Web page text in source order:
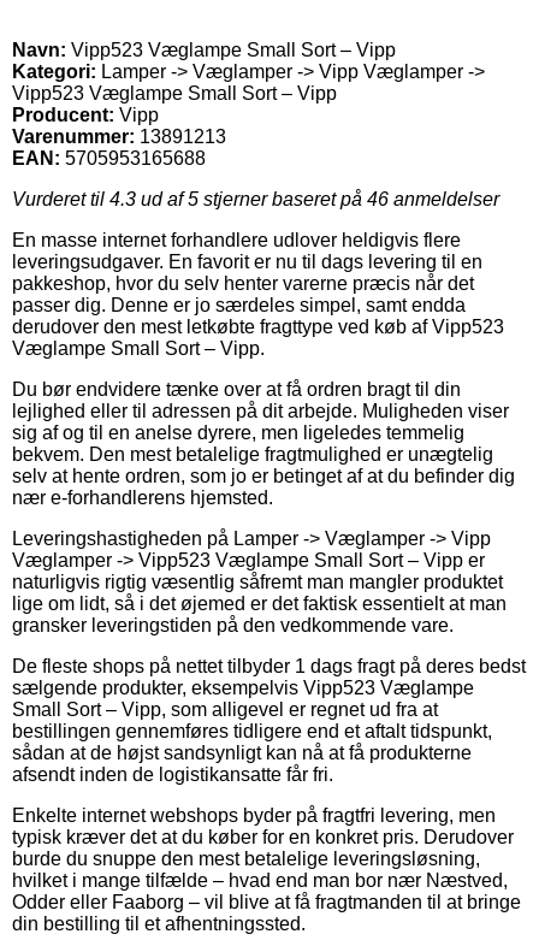
Navn: Vipp523 Væglampe Small Sort – Vipp
Kategori: Lamper -> Væglamper -> Vipp Væglamper ->
Vipp523 Væglampe Small Sort – Vipp
Producent: Vipp
Varenummer: 13891213
EAN: 5705953165688
Vurderet til 4.3 ud af 5 stjerner baseret på 46 anmeldelser
En masse internet forhandlere udlover heldigvis flere
leveringsudgaver. En favorit er nu til dags levering til en
pakkeshop, hvor du selv henter varerne præcis når det
passer dig. Denne er jo særdeles simpel, samt endda
derudover den mest letkøbte fragttype ved køb af Vipp523
Væglampe Small Sort – Vipp.
Du bør endvidere tænke over at få ordren bragt til din
lejlighed eller til adressen på dit arbejde. Muligheden viser
sig af og til en anelse dyrere, men ligeledes temmelig
bekvem. Den mest betalelige fragtmulighed er unægtelig
selv at hente ordren, som jo er betinget af at du befinder dig
nær e-forhandlerens hjemsted.
Leveringshastigheden på Lamper -> Væglamper -> Vipp
Væglamper -> Vipp523 Væglampe Small Sort – Vipp er
naturligvis rigtig væsentlig såfremt man mangler produktet
lige om lidt, så i det øjemed er det faktisk essentielt at man
gransker leveringstiden på den vedkommende vare.
De fleste shops på nettet tilbyder 1 dags fragt på deres bedst
sælgende produkter, eksempelvis Vipp523 Væglampe
Small Sort – Vipp, som alligevel er regnet ud fra at
bestillingen gennemføres tidligere end et aftalt tidspunkt,
sådan at de højst sandsynligt kan nå at få produkterne
afsendt inden de logistikansatte får fri.
Enkelte internet webshops byder på fragtfri levering, men
typisk kræver det at du køber for en konkret pris. Derudover
burde du snuppe den mest betalelige leveringsløsning,
hvilket i mange tilfælde – hvad end man bor nær Næstved,
Odder eller Faaborg – vil blive at få fragtmanden til at bringe
din bestilling til et afhentningssted.